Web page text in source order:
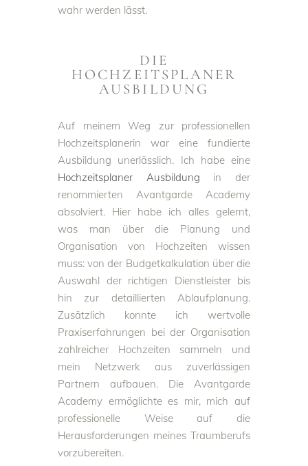
wahr werden lässt.
DIE
HOCHZEITSPLANER
AUSBILDUNG
Auf meinem Weg zur professionellen
Hochzeitsplanerin war eine fundierte
Ausbildung unerlässlich. Ich habe eine
Hochzeitsplaner Ausbildung in der
renommierten Avantgarde Academy
absolviert. Hier habe ich alles gelernt,
was man über die Planung und
Organisation von Hochzeiten wissen
muss: von der Budgetkalkulation über die
Auswahl der richtigen Dienstleister bis
hin zur detaillierten Ablaufplanung.
Zusätzlich konnte ich wertvolle
Praxiserfahrungen bei der Organisation
zahlreicher Hochzeiten sammeln und
mein Netzwerk aus zuverlässigen
Partnern aufbauen. Die Avantgarde
Academy ermöglichte es mir, mich auf
professionelle Weise auf die
Herausforderungen meines Traumberufs
vorzubereiten.